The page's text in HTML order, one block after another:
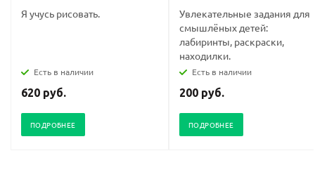
Я учусь рисовать.
Есть в наличии
620 руб.
ПОДРОБНЕЕ
Увлекательные задания для
смышлёных детей:
лабиринты, раскраски,
находилки.
Есть в наличии
200 руб.
ПОДРОБНЕЕ